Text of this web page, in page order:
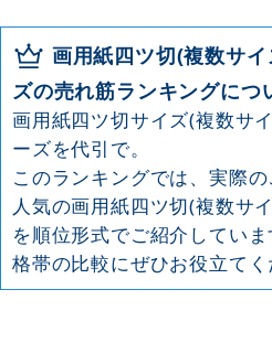
画用紙四ツ切(複数サ
ズの売れ筋ランキングにつ
画用紙四ツ切サイズ(複数サ
ーズを代引で。
このランキングでは、実際の
人気の画用紙四ツ切(複数サ
を順位形式でご紹介してい
格帯の比較にぜひお役立てく